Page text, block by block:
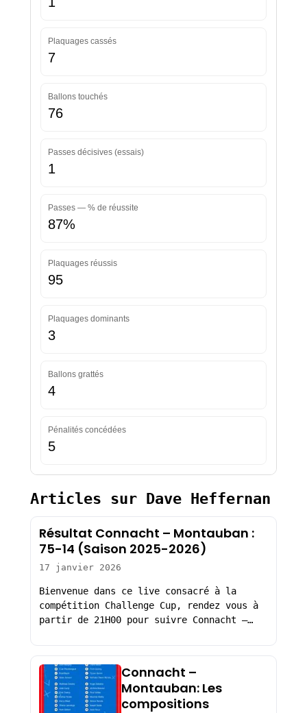
Plaquages cassés
7
Ballons touchés
76
Passes décisives (essais)
1
Passes — % de réussite
87%
Plaquages réussis
95
Plaquages dominants
3
Ballons grattés
4
Pénalités concédées
5
Articles sur Dave Heffernan
Résultat Connacht – Montauban :
75-14 (Saison 2025-2026)
17 janvier 2026
Bienvenue dans ce live consacré à la
compétition Challenge Cup, rendez vous à
partir de 21H00 pour suivre Connacht –…
Connacht –
Montauban: Les
compositions